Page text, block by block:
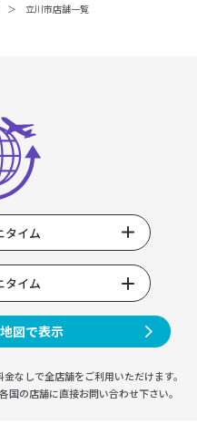
立川市店舗一覧
タイム
タイム
図で表示
金なしで全店舗をご利用いただけます。
各国の店舗に直接お問い合わせ下さい。